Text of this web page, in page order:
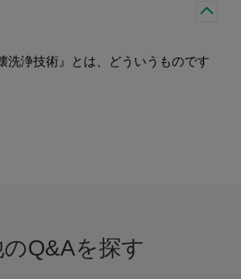
洗浄技術』とは、どういうものです
Q&Aを探す